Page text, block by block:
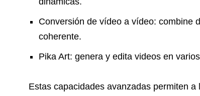
Conversión de vídeo a vídeo: combine
coherente.
Pika Art: genera y edita videos en
Estas capacidades avanzadas permiten